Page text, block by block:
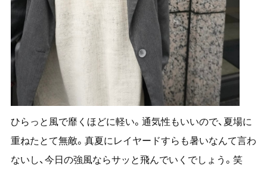
ひらっと風で靡くほどに軽い。通気性もいいので、夏場に
重ねたとて無敵。真夏にレイヤードすらも暑いなんて言わ
ないし、今日の強風ならサッと飛んでいくでしょう。笑